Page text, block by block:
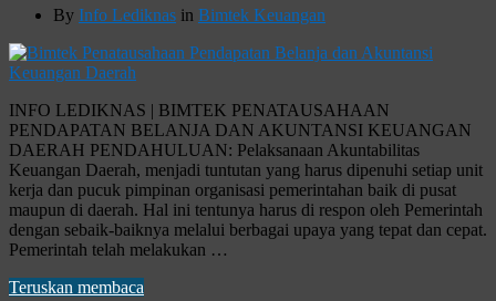
By Info Lediknas in Bimtek Keuangan
INFO LEDIKNAS | BIMTEK PENATAUSAHAAN
PENDAPATAN BELANJA DAN AKUNTANSI KEUANGAN
DAERAH PENDAHULUAN: Pelaksanaan Akuntabilitas
Keuangan Daerah, menjadi tuntutan yang harus dipenuhi setiap unit
kerja dan pucuk pimpinan organisasi pemerintahan baik di pusat
maupun di daerah. Hal ini tentunya harus di respon oleh Pemerintah
dengan sebaik-baiknya melalui berbagai upaya yang tepat dan cepat.
Pemerintah telah melakukan …
Teruskan membaca